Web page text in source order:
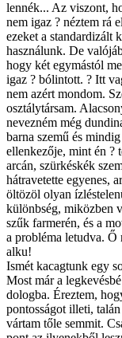
lennék... Az viszont,
nem igaz ? néztem rá
ezeket a standardizált
használunk. De
hogy két egymástól
igaz ? bólintott. ? Itt
nem azért mondom.
osztálytársam.
nevezném még
barna szemű és
ellenkezője, mint én ?
arcán, szürkéskék
hátravetette egyenes,
öltözöl olyan
különbség, miközben
szűk farmerén, és a
a probléma letudva.
alku!
Ismét kacagtunk egy
Most már a
dologba. Éreztem,
pontosságot illeti,
vártam tőle semmit.